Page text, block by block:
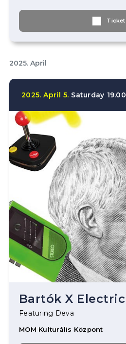
Ticket
2025. April
2025. April 5. Saturday 19.00
Bartók X Electric
Featuring Deva
MOM Kulturális Központ